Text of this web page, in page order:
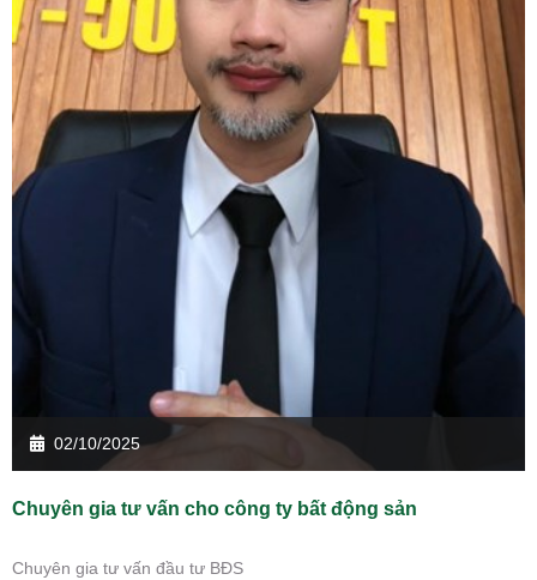
02/10/2025
Chuyên gia tư vấn cho công ty bất động sản
Chuyên gia tư vấn đầu tư BĐS